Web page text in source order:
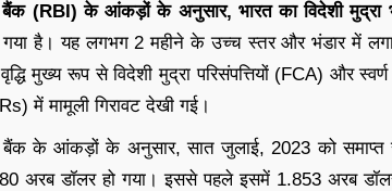
बैंक (RBI) के आंकड़ों के अनुसार, भारत का विदेशी
है। यह लगभग 2 महीने के उच्च स्तर और भंडार में
मुख्य रूप से विदेशी मुद्रा परिसंपत्तियों (FCA) और
में मामूली गिरावट देखी गई।
बैंक के आंकड़ों के अनुसार, सात जुलाई, 2023 को समाप्त
अरब डॉलर हो गया। इससे पहले इसमें 1.853 अरब